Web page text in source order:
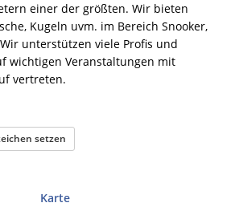
einer der größten. Wir bieten
Kugeln uvm. im Bereich Snooker,
unterstützen viele Profis und
wichtigen Veranstaltungen mit
vertreten.
setzen
Karte